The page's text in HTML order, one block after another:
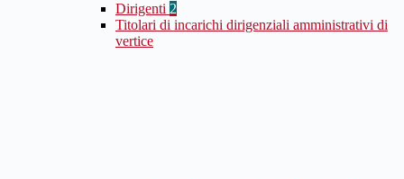
Dirigenti 2
Titolari di incarichi dirigenziali amministrativi di
vertice